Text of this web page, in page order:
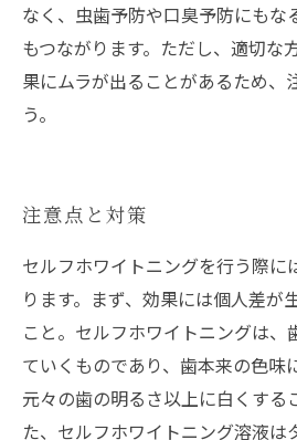
なく、虫歯予防や口臭予防にもな
もつながります。ただし、適切な
果にムラが出ることがあるため、
う。
注意点と対策
セルフホワイトニングを行う際に
ります。まず、効果には個人差が
こと。セルフホワイトニングは、
ていくものであり、歯本来の色味
元々の歯の明るさ以上に白くする
た、セルフホワイトニング溶液は